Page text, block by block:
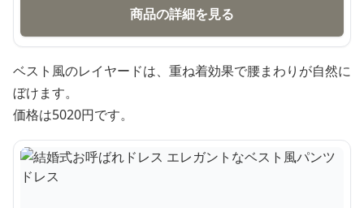
商品の詳細を見る
ベスト風のレイヤードは、重ね着効果で腰まわりが自然に
ぼけます。
価格は5020円です。